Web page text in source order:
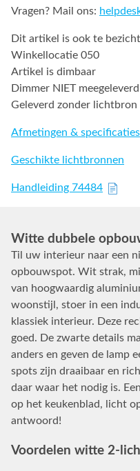
Vragen? Mail ons:
Dit artikel is ook te
Winkellocatie 050
Artikel is dimbaar
Dimmer NIET meegeleverd
Geleverd zonder lichtbron
Afmetingen & specificaties
Geschikte lichtbronnen
Handleiding 74484
Witte dubbele
Til uw interieur naar een
opbouwspot. Wit strak,
van hoogwaardig
woonstijl, stoer in een
klassiek interieur. Deze
goed. De zwarte details
anders en geven de lamp
spots zijn draaibaar en
daar waar het nodig is.
op het keukenblad, licht
antwoord!
Voordelen witte 2-